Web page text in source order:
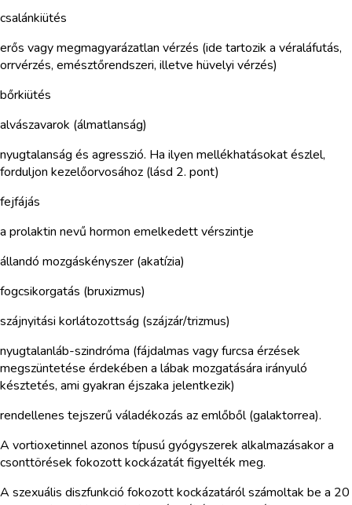
csalánkiütés
erős vagy megmagyarázatlan vérzés (ide tartozik a véraláfutás,
orrvérzés, emésztőrendszeri, illetve hüvelyi vérzés)
bőrkiütés
alvászavarok (álmatlanság)
nyugtalanság és agresszió. Ha ilyen mellékhatásokat észlel,
forduljon kezelőorvosához (lásd 2. pont)
fejfájás
a prolaktin nevű hormon emelkedett vérszintje
állandó mozgáskényszer (akatízia)
fogcsikorgatás (bruxizmus)
szájnyitási korlátozottság (szájzár/trizmus)
nyugtalanláb-szindróma (fájdalmas vagy furcsa érzések
megszüntetése érdekében a lábak mozgatására irányuló
késztetés, ami gyakran éjszaka jelentkezik)
rendellenes tejszerű váladékozás az emlőből (galaktorrea).
A vortioxetinnel azonos típusú gyógyszerek alkalmazásakor a
csonttörések fokozott kockázatát figyelték meg.
A szexuális diszfunkció fokozott kockázatáról számoltak be a 20